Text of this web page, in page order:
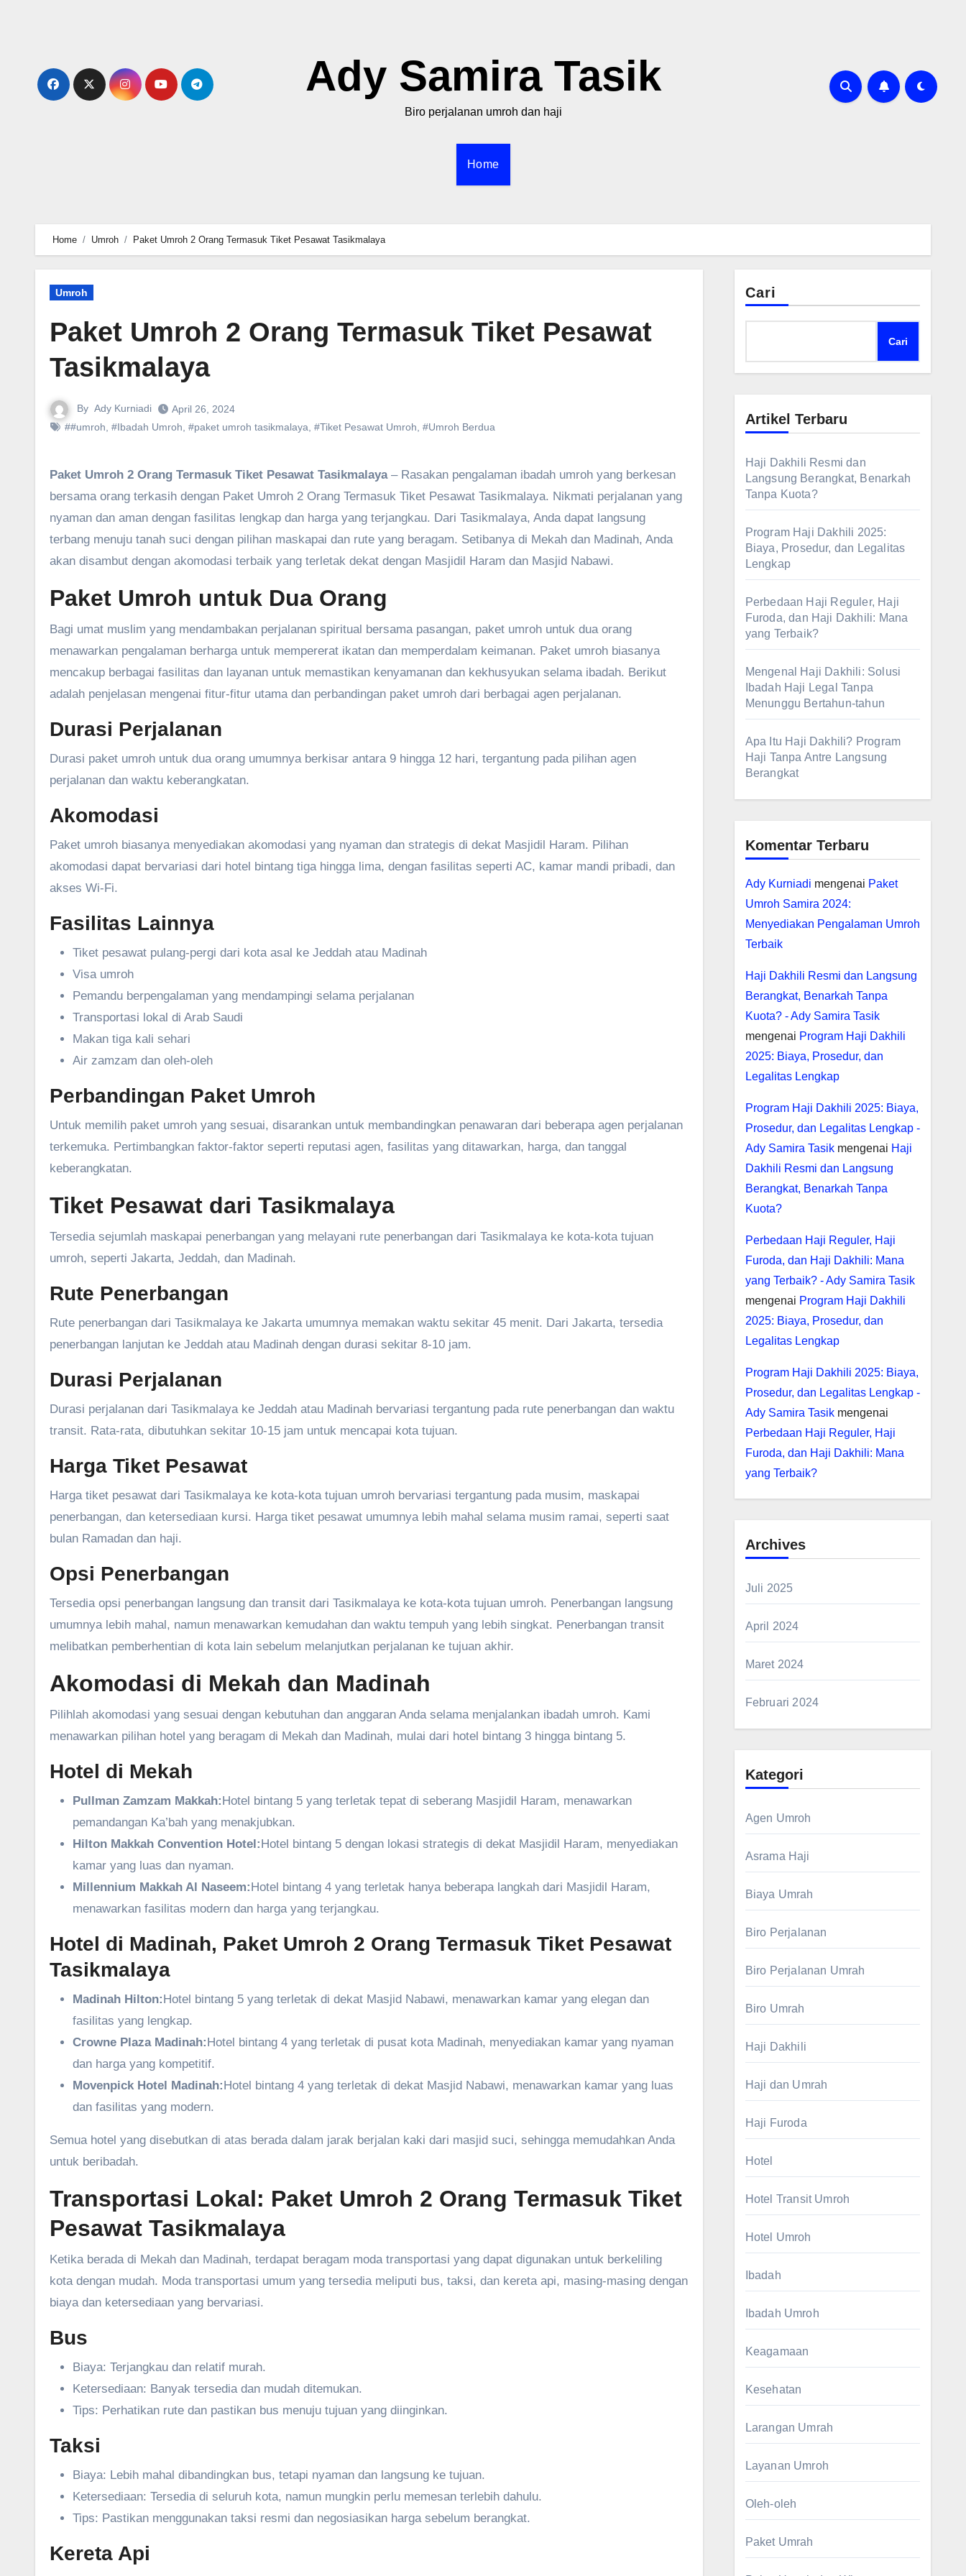
Ady Samira Tasik
Biro perjalanan umroh dan haji
Home
Home Umroh Paket Umroh 2 Orang Termasuk Tiket Pesawat Tasikmalaya
Umroh
Paket Umroh 2 Orang Termasuk Tiket Pesawat
Tasikmalaya
By Ady Kurniadi
April 26, 2024
##umroh #Ibadah Umroh #paket umroh tasikmalaya #Tiket Pesawat Umroh #Umroh Berdua
Paket Umroh 2 Orang Termasuk Tiket Pesawat Tasikmalaya– Rasakan pengalaman ibadah umroh yang berkesan
bersama orang terkasih dengan Paket Umroh 2 Orang Termasuk Tiket Pesawat Tasikmalaya. Nikmati perjalanan yang
nyaman dan aman dengan fasilitas lengkap dan harga yang terjangkau. Dari Tasikmalaya, Anda dapat langsung
terbang menuju tanah suci dengan pilihan maskapai dan rute yang beragam. Setibanya di Mekah dan Madinah, Anda
akan disambut dengan akomodasi terbaik yang terletak dekat dengan Masjidil Haram dan Masjid Nabawi.
Paket Umroh untuk Dua Orang
Bagi umat muslim yang mendambakan perjalanan spiritual bersama pasangan, paket umroh untuk dua orang
menawarkan pengalaman berharga untuk mempererat ikatan dan memperdalam keimanan. Paket umroh biasanya
mencakup berbagai fasilitas dan layanan untuk memastikan kenyamanan dan kekhusyukan selama ibadah. Berikut
adalah penjelasan mengenai fitur-fitur utama dan perbandingan paket umroh dari berbagai agen perjalanan.
Durasi Perjalanan
Durasi paket umroh untuk dua orang umumnya berkisar antara 9 hingga 12 hari, tergantung pada pilihan agen
perjalanan dan waktu keberangkatan.
Akomodasi
Paket umroh biasanya menyediakan akomodasi yang nyaman dan strategis di dekat Masjidil Haram. Pilihan
akomodasi dapat bervariasi dari hotel bintang tiga hingga lima, dengan fasilitas seperti AC, kamar mandi pribadi, dan
akses Wi-Fi.
Fasilitas Lainnya
Tiket pesawat pulang-pergi dari kota asal ke Jeddah atau Madinah
Visa umroh
Pemandu berpengalaman yang mendampingi selama perjalanan
Transportasi lokal di Arab Saudi
Makan tiga kali sehari
Air zamzam dan oleh-oleh
Perbandingan Paket Umroh
Untuk memilih paket umroh yang sesuai, disarankan untuk membandingkan penawaran dari beberapa agen perjalanan
terkemuka. Pertimbangkan faktor-faktor seperti reputasi agen, fasilitas yang ditawarkan, harga, dan tanggal
keberangkatan.
Tiket Pesawat dari Tasikmalaya
Tersedia sejumlah maskapai penerbangan yang melayani rute penerbangan dari Tasikmalaya ke kota-kota tujuan
umroh, seperti Jakarta, Jeddah, dan Madinah.
Rute Penerbangan
Rute penerbangan dari Tasikmalaya ke Jakarta umumnya memakan waktu sekitar 45 menit. Dari Jakarta, tersedia
penerbangan lanjutan ke Jeddah atau Madinah dengan durasi sekitar 8-10 jam.
Durasi Perjalanan
Durasi perjalanan dari Tasikmalaya ke Jeddah atau Madinah bervariasi tergantung pada rute penerbangan dan waktu
transit. Rata-rata, dibutuhkan sekitar 10-15 jam untuk mencapai kota tujuan.
Harga Tiket Pesawat
Harga tiket pesawat dari Tasikmalaya ke kota-kota tujuan umroh bervariasi tergantung pada musim, maskapai
penerbangan, dan ketersediaan kursi. Harga tiket pesawat umumnya lebih mahal selama musim ramai, seperti saat
bulan Ramadan dan haji.
Opsi Penerbangan
Tersedia opsi penerbangan langsung dan transit dari Tasikmalaya ke kota-kota tujuan umroh. Penerbangan langsung
umumnya lebih mahal, namun menawarkan kemudahan dan waktu tempuh yang lebih singkat. Penerbangan transit
melibatkan pemberhentian di kota lain sebelum melanjutkan perjalanan ke tujuan akhir.
Akomodasi di Mekah dan Madinah
Pilihlah akomodasi yang sesuai dengan kebutuhan dan anggaran Anda selama menjalankan ibadah umroh. Kami
menawarkan pilihan hotel yang beragam di Mekah dan Madinah, mulai dari hotel bintang 3 hingga bintang 5.
Hotel di Mekah
Pullman Zamzam Makkah:Hotel bintang 5 yang terletak tepat di seberang Masjidil Haram, menawarkan
pemandangan Ka’bah yang menakjubkan.
Hilton Makkah Convention Hotel:Hotel bintang 5 dengan lokasi strategis di dekat Masjidil Haram, menyediakan
kamar yang luas dan nyaman.
Millennium Makkah Al Naseem:Hotel bintang 4 yang terletak hanya beberapa langkah dari Masjidil Haram,
menawarkan fasilitas modern dan harga yang terjangkau.
Hotel di Madinah, Paket Umroh 2 Orang Termasuk Tiket Pesawat
Tasikmalaya
Madinah Hilton:Hotel bintang 5 yang terletak di dekat Masjid Nabawi, menawarkan kamar yang elegan dan
fasilitas yang lengkap.
Crowne Plaza Madinah:Hotel bintang 4 yang terletak di pusat kota Madinah, menyediakan kamar yang nyaman
dan harga yang kompetitif.
Movenpick Hotel Madinah:Hotel bintang 4 yang terletak di dekat Masjid Nabawi, menawarkan kamar yang luas
dan fasilitas yang modern.
Semua hotel yang disebutkan di atas berada dalam jarak berjalan kaki dari masjid suci, sehingga memudahkan Anda
untuk beribadah.
Transportasi Lokal: Paket Umroh 2 Orang Termasuk Tiket
Pesawat Tasikmalaya
Ketika berada di Mekah dan Madinah, terdapat beragam moda transportasi yang dapat digunakan untuk berkeliling
kota dengan mudah. Moda transportasi umum yang tersedia meliputi bus, taksi, dan kereta api, masing-masing dengan
biaya dan ketersediaan yang bervariasi.
Bus
Biaya: Terjangkau dan relatif murah.
Ketersediaan: Banyak tersedia dan mudah ditemukan.
Tips: Perhatikan rute dan pastikan bus menuju tujuan yang diinginkan.
Taksi
Biaya: Lebih mahal dibandingkan bus, tetapi nyaman dan langsung ke tujuan.
Ketersediaan: Tersedia di seluruh kota, namun mungkin perlu memesan terlebih dahulu.
Tips: Pastikan menggunakan taksi resmi dan negosiasikan harga sebelum berangkat.
Kereta Api
Cari
Cari
Artikel Terbaru
Haji Dakhili Resmi dan
Langsung Berangkat, Benarkah
Tanpa Kuota?
Program Haji Dakhili 2025:
Biaya, Prosedur, dan Legalitas
Lengkap
Perbedaan Haji Reguler, Haji
Furoda, dan Haji Dakhili: Mana
yang Terbaik?
Mengenal Haji Dakhili: Solusi
Ibadah Haji Legal Tanpa
Menunggu Bertahun-tahun
Apa Itu Haji Dakhili? Program
Haji Tanpa Antre Langsung
Berangkat
Komentar Terbaru
Ady Kurniadi mengenai Paket
Umroh Samira 2024:
Menyediakan Pengalaman Umroh
Terbaik
Haji Dakhili Resmi dan Langsung
Berangkat, Benarkah Tanpa
Kuota? - Ady Samira Tasik
mengenai Program Haji Dakhili
2025: Biaya, Prosedur, dan
Legalitas Lengkap
Program Haji Dakhili 2025: Biaya,
Prosedur, dan Legalitas Lengkap -
Ady Samira Tasikmengenai Haji
Dakhili Resmi dan Langsung
Berangkat, Benarkah Tanpa
Kuota?
Perbedaan Haji Reguler, Haji
Furoda, dan Haji Dakhili: Mana
yang Terbaik? - Ady Samira Tasik
mengenai Program Haji Dakhili
2025: Biaya, Prosedur, dan
Legalitas Lengkap
Program Haji Dakhili 2025: Biaya,
Prosedur, dan Legalitas Lengkap -
Ady Samira Tasikmengenai
Perbedaan Haji Reguler, Haji
Furoda, dan Haji Dakhili: Mana
yang Terbaik?
Archives
Juli 2025
April 2024
Maret 2024
Februari 2024
Kategori
Agen Umroh
Asrama Haji
Biaya Umrah
Biro Perjalanan
Biro Perjalanan Umrah
Biro Umrah
Haji Dakhili
Haji dan Umrah
Haji Furoda
Hotel
Hotel Transit Umroh
Hotel Umroh
Ibadah
Ibadah Umroh
Keagamaan
Kesehatan
Larangan Umrah
Layanan Umroh
Oleh-oleh
Paket Umrah